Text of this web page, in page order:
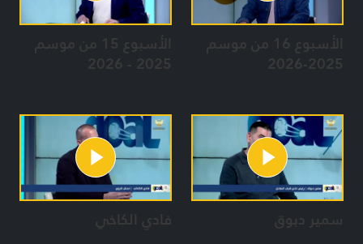
الأسبوع 16 من موسم
2025-2026
الأسبوع 15 من موسم
2025 - 2026
سمير دبوق فادي الكاخي